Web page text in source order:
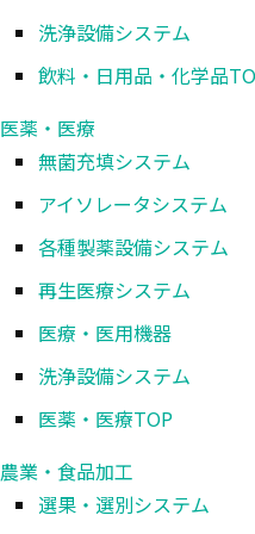
洗浄設備システム
飲料・日用品・化学品
医薬・医療
無菌充填システム
アイソレータシステム
各種製薬設備システム
再生医療システム
医療・医用機器
洗浄設備システム
医薬・医療TOP
農業・食品加工
選果・選別システム